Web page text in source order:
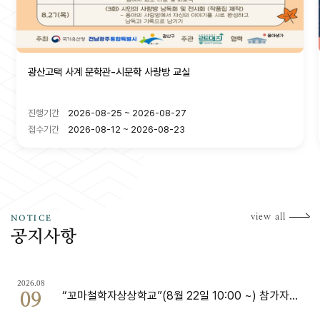
광산고택 사계 문학관-시문학 사랑방 교실
진행기간
2026-08-25 ~ 2026-08-27
접수기간
2026-08-12 ~ 2026-08-23
NOTICE
공지사항
2026.08
09
“꼬마철학자상상학교”(8월 22일 10:00 ~) 참가자
view all 공